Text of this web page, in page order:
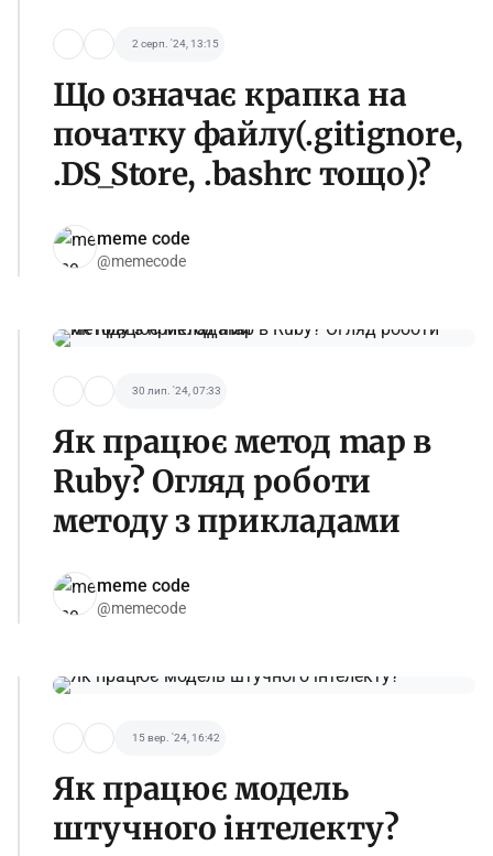
2 серп. '24, 13:15
Що означає крапка на
початку файлу(.gitignore,
.DS_Store, .bashrc тощо)?
meme code
@memecode
30 лип. '24, 07:33
Як працює метод map в
Ruby? Огляд роботи
методу з прикладами
meme code
@memecode
15 вер. '24, 16:42
Як працює модель
штучного інтелекту?